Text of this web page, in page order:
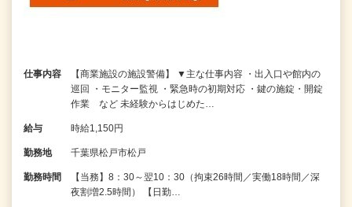
仕事内容
【商業施設の施設警備】 ▼主な仕事内容 ・出入口や館内の
巡回 ・モニター監視 ・緊急時の初期対応 ・鍵の施錠・開錠
作業 など 未経験からはじめた…
給与 時給1,150円
勤務地 千葉県松戸市松戸
勤務時間
【当務】8：30～翌10：30（拘束26時間／実働18時間／深
夜割増2.5時間） 【日勤…